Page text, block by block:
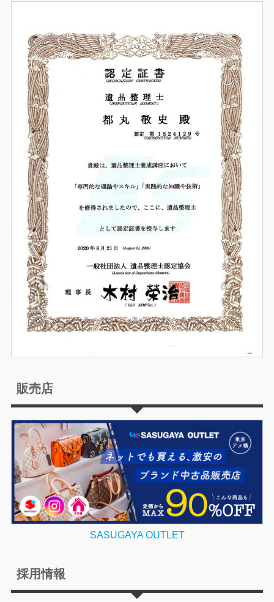
販売店
SASUGAYA OUTLET
採用情報